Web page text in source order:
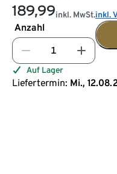
189,99inkl. MwSt.inkl.
Anzahl
Auf Lager
Liefertermin: Mi.,